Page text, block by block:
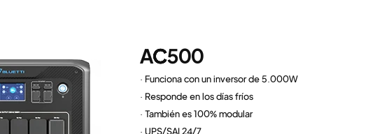
AC500
· Funciona con un inversor de 5.000W
· Responde en los días fríos
· También es 100% modular
· UPS/SAI 24/7